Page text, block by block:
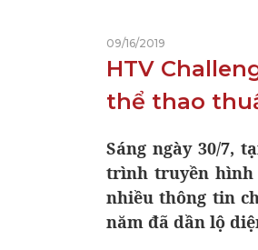
09/16/2019
HTV
thể thao
Sáng ngày 30/7,
trình truyền hình
nhiều thông tin
năm đã dần lộ